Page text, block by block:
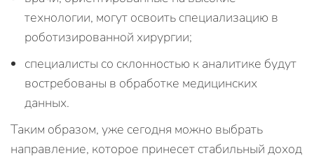
технологии, могут освоить специализацию в
роботизированной хирургии;
специалисты со склонностью к аналитике будут
востребованы в обработке медицинских
данных.
Таким образом, уже сегодня можно выбрать
направление, которое принесет стабильный доход